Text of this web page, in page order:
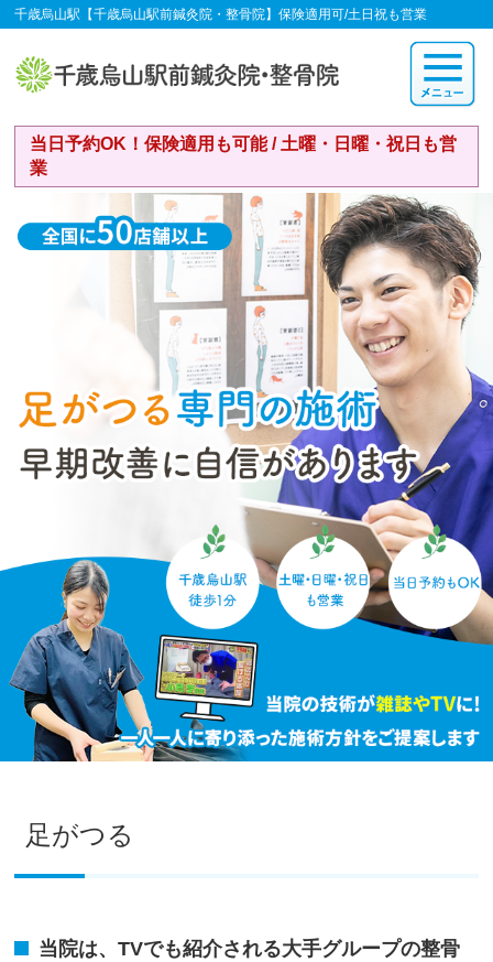
千歳烏山駅【千歳烏山駅前鍼灸院・整骨院】保険適用可/土日祝も営業
当日予約OK！保険適用も可能 / 土曜・日曜・祝日も営
業
足がつる
当院は、TVでも紹介される大手グループの整骨